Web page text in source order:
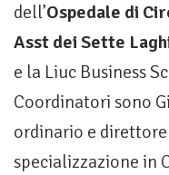
dell’Ospedale di
Asst dei Sette
e la Liuc Business
Coordinatori sono
ordinario e
specializzazione in